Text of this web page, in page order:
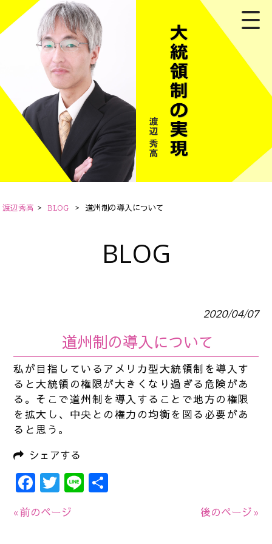
渡辺秀高 > BLOG > 道州制の導入について
BLOG
2020/04/07
道州制の導入について
私が目指しているアメリカ型大統領制を導入す
ると大統領の権限が大きくなり過ぎる危険があ
る。そこで道州制を導入することで地方の権限
を拡大し、中央との権力の均衡を図る必要があ
ると思う。
シェアする
Facebook
Twitter
Line
« 前のページ 後のページ »